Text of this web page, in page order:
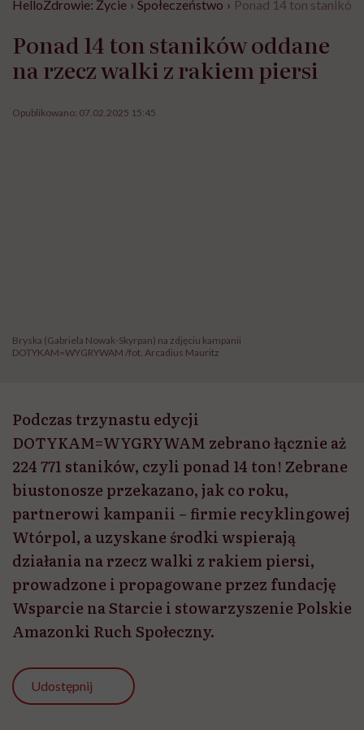
HelloZdrowie: Życie › Społeczeństwo › Ponad 14 ton
Ponad 14 ton staników oddane
na rzecz walki z rakiem piersi
Opublikowano: 07.02.2025 15:45
Bryska (Gabriela Nowak-Skyrpan) na zdjęciu kampanii
DOTYKAM=WYGRYWAM /fot. Arcadius Mauritz
Podczas trzynastu edycji
DOTYKAM=WYGRYWAM zebrano łącznie aż
224 771 staników, czyli ponad 14 ton! Zebrane
biustonosze przekazano, jak co roku,
partnerowi kampanii – firmie recyklingowej
Wtórpol, a uzyskane środki wspierają
działania na rzecz walki z rakiem piersi,
prowadzone i propagowane przez fundację
Wsparcie na Starcie i stowarzyszenie Polskie
Amazonki Ruch Społeczny.
Udostępnij